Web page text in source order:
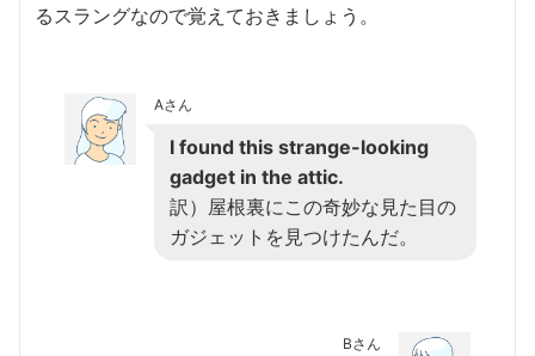
るスラングなので覚えておきましょう。
Aさん
I found this strange-looking
gadget in the attic.
訳）屋根裏にこの奇妙な見た目の
ガジェットを見つけたんだ。
Bさん